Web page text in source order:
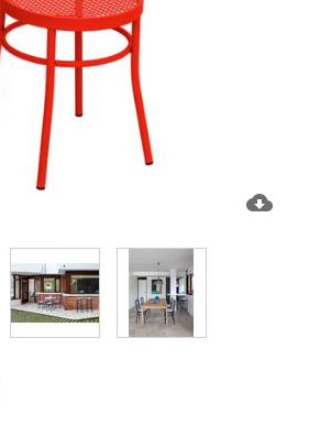
cloud_download